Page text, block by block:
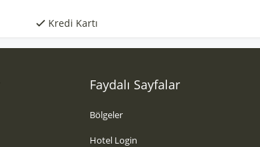
Kredi Kartı
Faydalı Sayfalar
Bölgeler
Hotel Login